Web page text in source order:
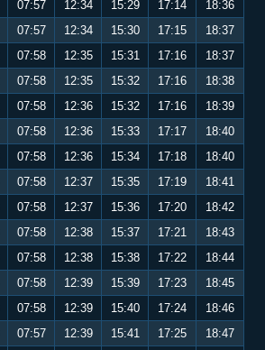
07:57 12:34 15:29 17:14
18:36
07:57 12:34 15:30 17:15
18:37
07:58 12:35 15:31 17:16
18:37
07:58 12:35 15:32 17:16
18:38
07:58 12:36 15:32 17:16
18:39
07:58 12:36 15:33 17:17
18:40
07:58 12:36 15:34 17:18
18:40
07:58 12:37 15:35 17:19
18:41
07:58 12:37 15:36 17:20
18:42
07:58 12:38 15:37 17:21
18:43
07:58 12:38 15:38 17:22
18:44
07:58 12:39 15:39 17:23
18:45
07:58 12:39 15:40 17:24
18:46
07:57 12:39 15:41 17:25
18:47